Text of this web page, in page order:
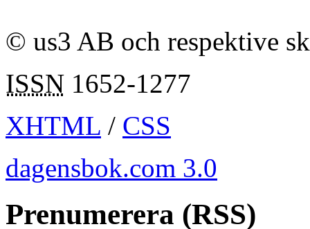
© us3 AB och respektive
ISSN 1652-1277
XHTML / CSS
dagensbok.com 3.0
Prenumerera (RSS)